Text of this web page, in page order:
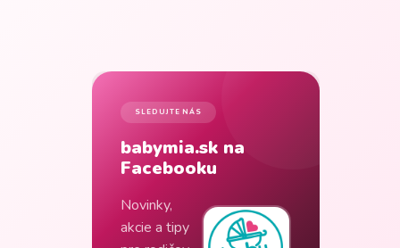
SLEDUJTE NÁS
babymia.sk na
Facebooku
Novinky,
akcie a tipy